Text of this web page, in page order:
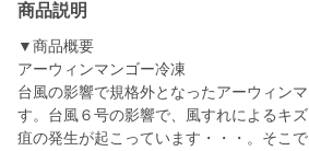
商品説明
▼商品概要
アーウィンマンゴー冷凍
台風の影響で規格外となったアーウィン
す。台風６号の影響で、風すれによるキ
疽の発生が起こっています・・・。そこ